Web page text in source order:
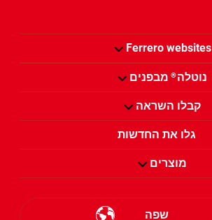
Ferrero websites
נוטלה®מבפנים
קבלו השראה
גלו את החדשות
מוצרים
שפה